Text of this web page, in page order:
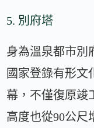
5. 別府塔
身為溫泉都市別
國家登錄有形文
幕，不僅復原竣
高度也從90公尺